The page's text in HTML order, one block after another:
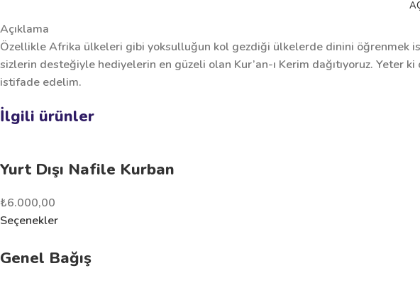
Açıklama
Özellikle Afrika ülkeleri gibi yoksulluğun kol gezdiği ülkelerde dinini öğrenmek
sizlerin desteğiyle hediyelerin en güzeli olan Kur’an-ı Kerim dağıtıyoruz. Yeter
istifade edelim.
İlgili ürünler
Yurt Dışı Nafile Kurban
₺6.000,00
Seçenekler
Genel Bağış